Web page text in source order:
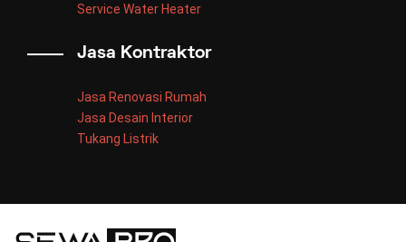
Service Water Heater
Jasa Kontraktor
Jasa Renovasi Rumah
Jasa Desain Interior
Tukang Listrik